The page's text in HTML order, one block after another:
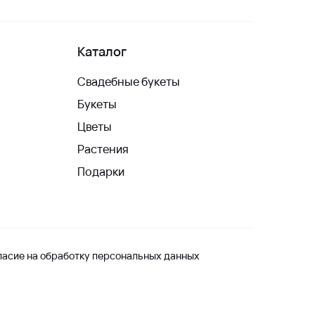
Каталог
Свадебные букеты
Букеты
Цветы
Растения
Подарки
на обработку персональных данных